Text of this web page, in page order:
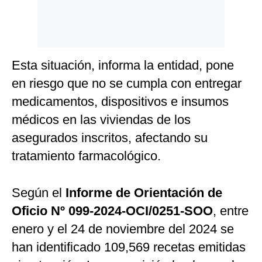
Esta situación, informa la entidad, pone
en riesgo que no se cumpla con entregar
medicamentos, dispositivos e insumos
médicos en las viviendas de los
asegurados inscritos, afectando su
tratamiento farmacológico.
Según el Informe de Orientación de
Oficio Nº 099-2024-OCI/0251-SOO, entre
enero y el 24 de noviembre del 2024 se
han identificado 109,569 recetas emitidas